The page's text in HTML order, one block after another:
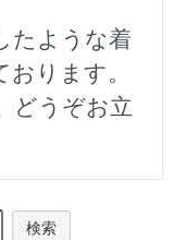
たような着
ります。
どうぞお立
検索